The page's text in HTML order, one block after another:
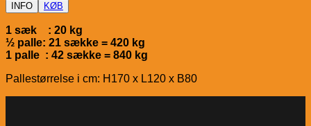
INFO KØB
1 sæk : 20 kg
½ palle: 21 sække = 420 kg
1 palle : 42 sække = 840 kg
Pallestørrelse i cm: H170 x L120 x B80